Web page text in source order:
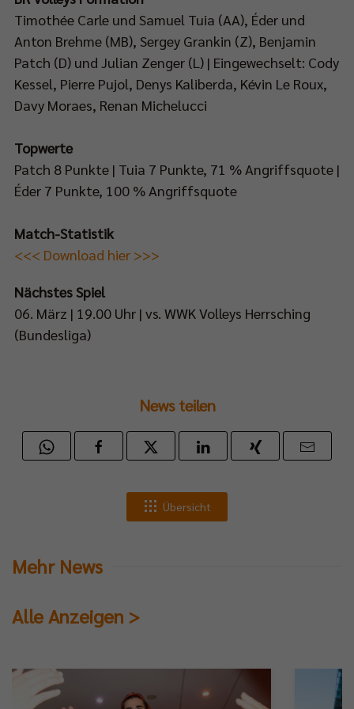
Timothée Carle und Samuel Tuia (AA), Éder und
Anton Brehme (MB), Sergey Grankin (Z), Benjamin
Patch (D) und Julian Zenger (L) | Eingewechselt: Cody
Kessel, Pierre Pujol, Denys Kaliberda, Kévin Le Roux,
Davy Moraes, Renan Michelucci
Topwerte
Patch 8 Punkte | Tuia 7 Punkte, 71 % Angriffsquote |
Éder 7 Punkte, 100 % Angriffsquote
Match-Statistik
<<< Download hier >>>
Nächstes Spiel
06. März | 19.00 Uhr | vs. WWK Volleys Herrsching
(Bundesliga)
News teilen
Übersicht
Mehr News
Alle Anzeigen >